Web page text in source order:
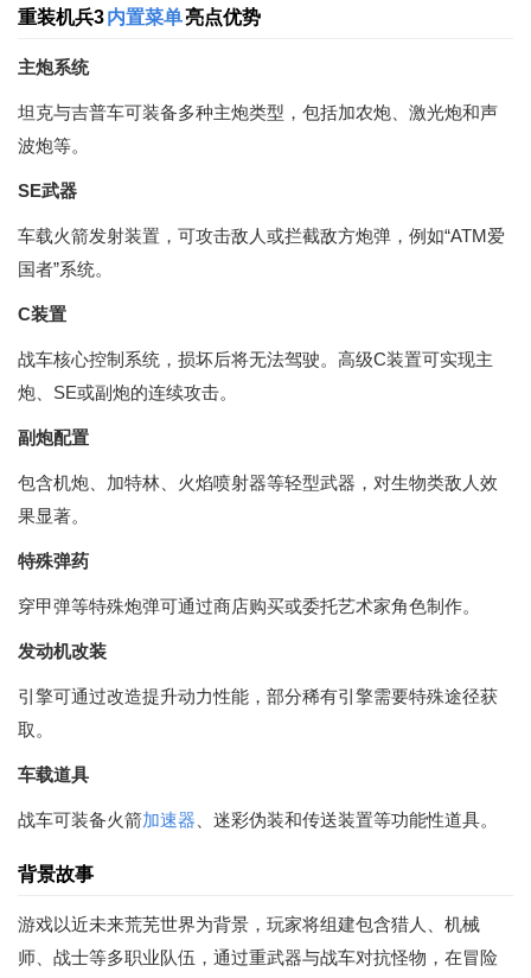
重装机兵3内置菜单亮点优势
主炮系统
坦克与吉普车可装备多种主炮类型，包括加农炮、激光炮和声
波炮等。
SE武器
车载火箭发射装置，可攻击敌人或拦截敌方炮弹，例如“ATM爱
国者”系统。
C装置
战车核心控制系统，损坏后将无法驾驶。高级C装置可实现主
炮、SE或副炮的连续攻击。
副炮配置
包含机炮、加特林、火焰喷射器等轻型武器，对生物类敌人效
果显著。
特殊弹药
穿甲弹等特殊炮弹可通过商店购买或委托艺术家角色制作。
发动机改装
引擎可通过改造提升动力性能，部分稀有引擎需要特殊途径获
取。
车载道具
战车可装备火箭加速器 、迷彩伪装和传送装置等功能性道具。
背景故事
游戏以近未来荒芜世界为背景，玩家将组建包含猎人、机械
师、战士等多职业队伍，通过重武器与战车对抗怪物，在冒险